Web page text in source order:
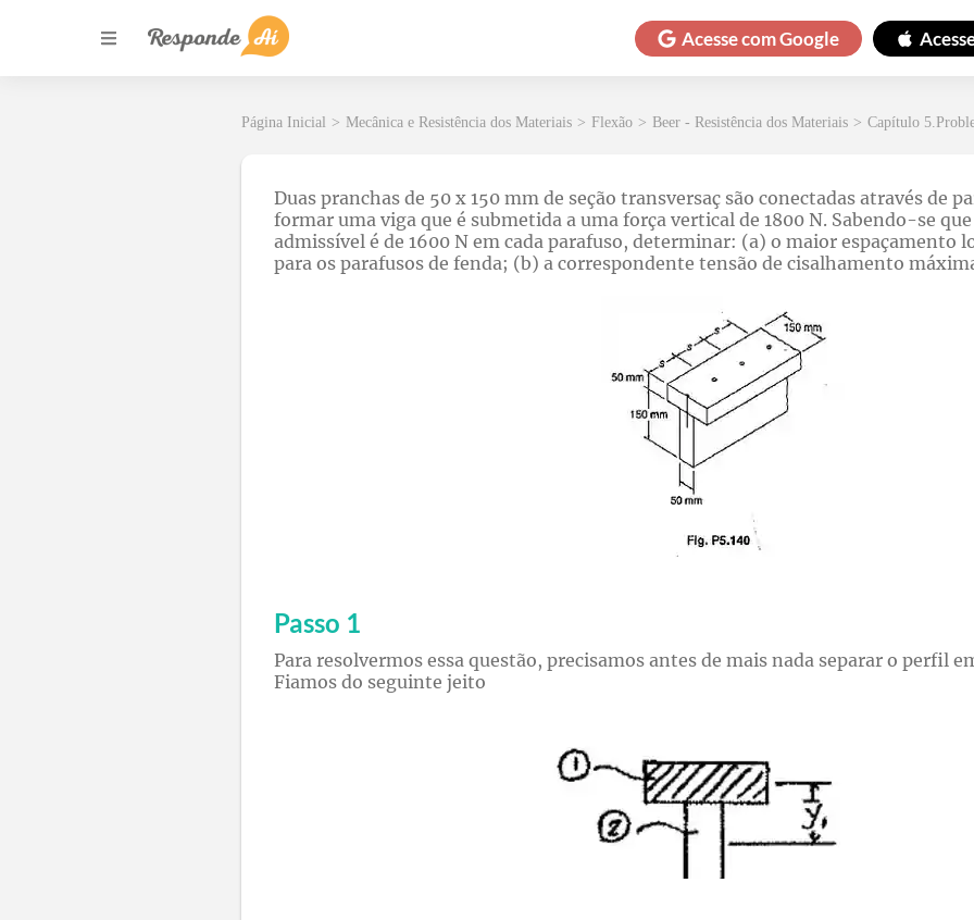
Acesse comGoogle
Página Inicial > Mecânica e Resistência dos Materiais > Flexão > Beer - Resistência dos Materiais > Capítulo
Duas pranchas de 50 x 150 mm de seção transversaç são conectadas através de
formar uma viga que é submetida a uma força vertical de 1800 N. Sabendo-se
admissível é de 1600 N em cada parafuso, determinar: (a) o maior espaçamento
para os parafusos de fenda; (b) a correspondente tensão de cisalhamento
Passo 1
Para resolvermos essa questão, precisamos antes de mais nada separar o perfil
Fiamos do seguinte jeito